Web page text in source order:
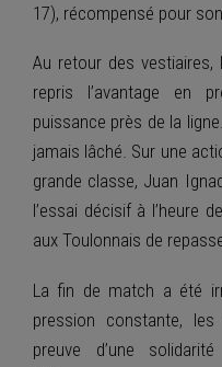
17), récompensé pour
Au retour des vestiaires,
repris l’avantage en
puissance près de la
jamais lâché. Sur une
grande classe, Juan
l’essai décisif à l’heure
aux Toulonnais de
La fin de match a été
pression constante,
preuve d’une